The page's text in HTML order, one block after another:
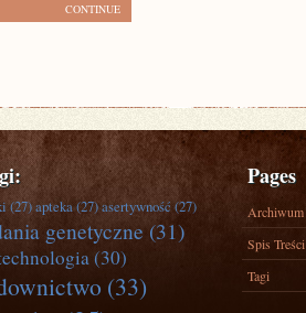
CONTINUE
(27)apteka(27)asertywność(27)
genetyczne(31)
(30)
(33)
Pages
Archiwum
Spis Treści
Tagi